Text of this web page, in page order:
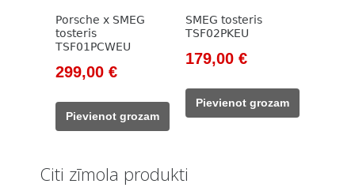
Porsche x SMEG
tosteris
TSF01PCWEU
Original
was:
399,00 €.
299,00 €Current
299,00 €.
Pievienot grozam
SMEG tosteris
TSF02PKEU
Original
was:
205,00 €.
179,00 €Current
179,00 €.
Pievienot grozam
Citi zīmola produkti